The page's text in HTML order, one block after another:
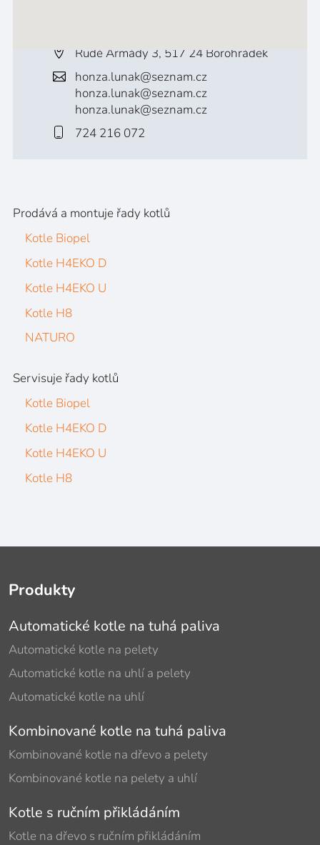
Rudé Armády 3, 517 24 Borohrádek
honza.lunak@seznam.cz
honza.lunak@seznam.cz
honza.lunak@seznam.cz
724 216 072
Prodává a montuje řady kotlů
Kotle Biopel
Kotle H4EKO D
Kotle H4EKO U
Kotle H8
NATURO
Servisuje řady kotlů
Kotle Biopel
Kotle H4EKO D
Kotle H4EKO U
Kotle H8
Produkty
Automatické kotle na tuhá paliva
Automatické kotle na pelety
Automatické kotle na uhlí a pelety
Automatické kotle na uhlí
Kombinované kotle na tuhá paliva
Kombinované kotle na dřevo a pelety
Kombinované kotle na pelety a uhlí
Kotle s ručním přikládáním
Kotle na dřevo s ručním přikládáním